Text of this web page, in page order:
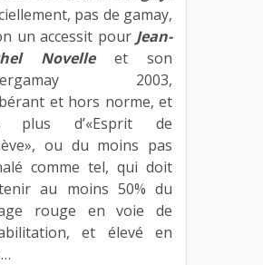
pas de gamay,
un accessit pour Jean-
Novelleet son
2003,
et hors norme, et
plus d’«Esprit de
ou du moins pas
comme tel, qui doit
au moins 50% du
rouge en voie de
et élevé en